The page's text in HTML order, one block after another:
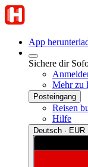
App
Sichere dir
Mehr zu
Posteingang
Reisen
Hilfe
Deutsch · EUR